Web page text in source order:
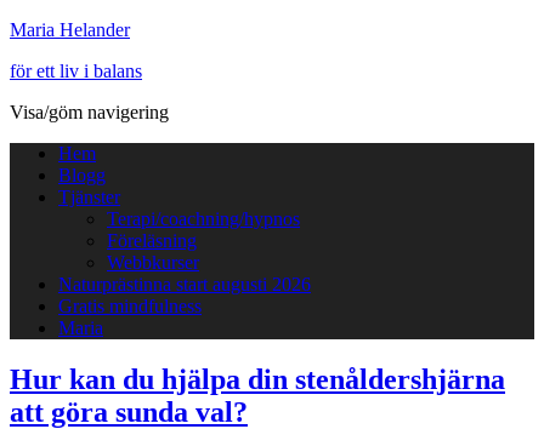
Maria Helander
för ett liv i balans
Visa/göm navigering
Hem
Blogg
Tjänster
Terapi/coachning/hypnos
Föreläsning
Webbkurser
Naturprästinna start augusti 2026
Gratis mindfulness
Maria
Hur kan du hjälpa din stenåldershjärna
att göra sunda val?